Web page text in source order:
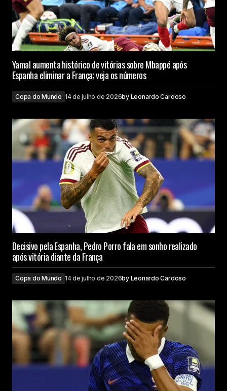
Yamal aumenta histórico de vitórias sobre Mbappé após
Espanha eliminar a França; veja os números
Copa do Mundo 14 de julho de 2026by Leonardo Cardoso
Decisivo pela Espanha, Pedro Porro fala em sonho realizado
após vitória diante da França
Copa do Mundo 14 de julho de 2026by Leonardo Cardoso